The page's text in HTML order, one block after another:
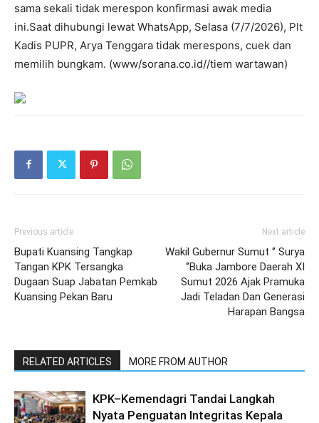
sama sekali tidak merespon konfirmasi awak media
ini.Saat dihubungi lewat WhatsApp, Selasa (7/7/2026), Plt
Kadis PUPR, Arya Tenggara tidak merespons, cuek dan
memilih bungkam. (www/sorana.co.id//tiem wartawan)
Previous article
Bupati Kuansing Tangkap
Tangan KPK Tersangka
Dugaan Suap Jabatan Pemkab
Kuansing Pekan Baru
Next article
Wakil Gubernur Sumut ‘’ Surya
‘’Buka Jambore Daerah XI
Sumut 2026 Ajak Pramuka
Jadi Teladan Dan Generasi
Harapan Bangsa
RELATED ARTICLES MORE FROM AUTHOR
KPK–Kemendagri Tandai Langkah
Nyata Penguatan Integritas Kepala